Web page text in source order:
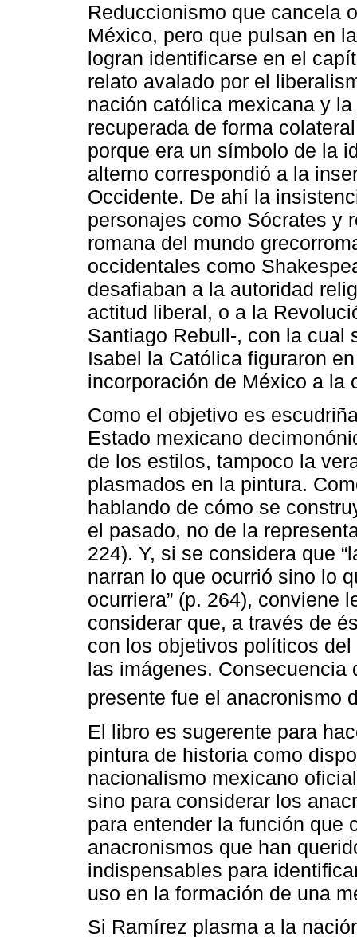
Reduccionismo que cancela
México, pero que pulsan en
logran identificarse en el
relato avalado por el
nación católica mexicana y
recuperada de forma
porque era un símbolo de la
alterno correspondió a la
Occidente. De ahí la
personajes como Sócrates y
romana del mundo
occidentales como
desafiaban a la autoridad
actitud liberal, o a la
Santiago Rebull-, con la cual
Isabel la Católica figuraron
incorporación de México a la
Como el objetivo es
Estado mexicano
de los estilos, tampoco la
plasmados en la pintura.
hablando de cómo se
el pasado, no de la
224). Y, si se considera que
narran lo que ocurrió sino lo
ocurriera” (p. 264), conviene
considerar que, a través de
con los objetivos políticos
las imágenes. Consecuencia
presente fue el anacronismo
El libro es sugerente para
pintura de historia como
nacionalismo mexicano
sino para considerar los
para entender la función que
anacronismos que han
indispensables para
uso en la formación de una
Si Ramírez plasma a la